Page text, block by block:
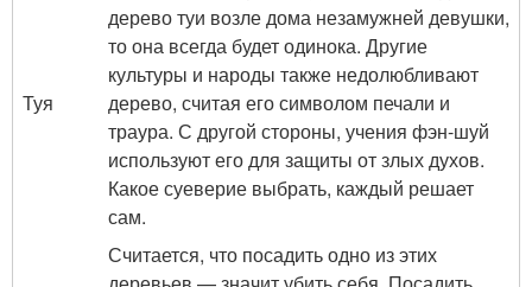
Туя
дерево туи возле дома незамужней девушки,
то она всегда будет одинока. Другие
культуры и народы также недолюбливают
дерево, считая его символом печали и
траура. С другой стороны, учения фэн-шуй
используют его для защиты от злых духов.
Какое суеверие выбрать, каждый решает
сам.
Считается, что посадить одно из этих